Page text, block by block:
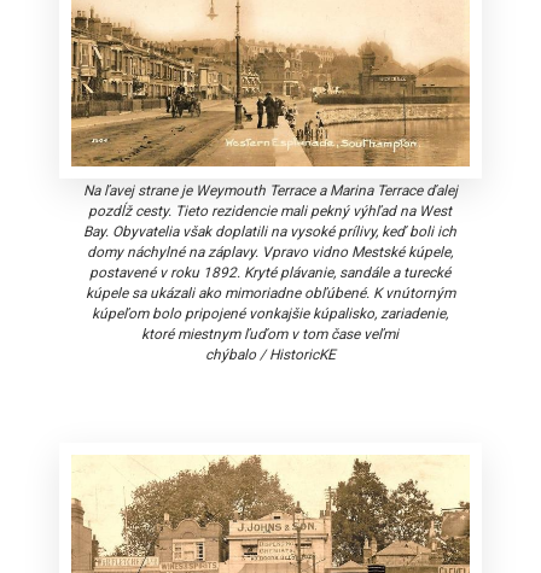
Na ľavej strane je Weymouth Terrace a Marina Terrace ďalej
pozdĺž cesty. Tieto rezidencie mali pekný výhľad na West
Bay. Obyvatelia však doplatili na vysoké prílivy, keď boli ich
domy náchylné na záplavy. Vpravo vidno Mestské kúpele,
postavené v roku 1892. Kryté plávanie, sandále a turecké
kúpele sa ukázali ako mimoriadne obľúbené. K vnútorným
kúpeľom bolo pripojené vonkajšie kúpalisko, zariadenie,
ktoré miestnym ľuďom v tom čase veľmi
chýbalo/HistoricKE